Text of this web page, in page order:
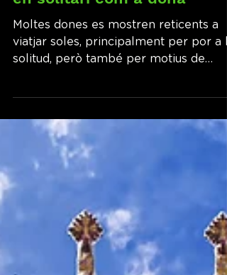
Les millors ciutats per
en solitari com a dona
Moltes dones es mostren reticents a
solitud, però també per motius de